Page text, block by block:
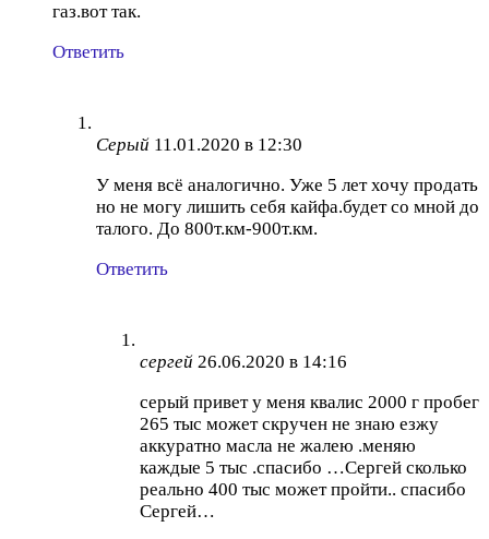
газ.вот так.
Ответить
Серый 11.01.2020 в 12:30
У меня всё аналогично. Уже 5 лет хочу продать
но не могу лишить себя кайфа.будет со мной до
талого. До 800т.км-900т.км.
Ответить
сергей 26.06.2020 в 14:16
серый привет у меня квалис 2000 г пробег
265 тыс может скручен не знаю езжу
аккуратно масла не жалею .меняю
каждые 5 тыс .спасибо …Сергей сколько
реально 400 тыс может пройти.. спасибо
Сергей…